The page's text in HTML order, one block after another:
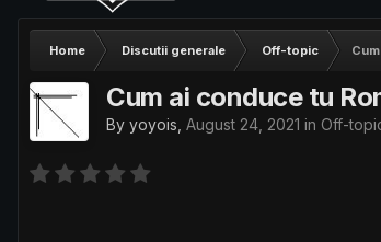
Home Discutii generale Off-topic
Cum ai conduce tu
By yoyois August 24, 2021 in Off-